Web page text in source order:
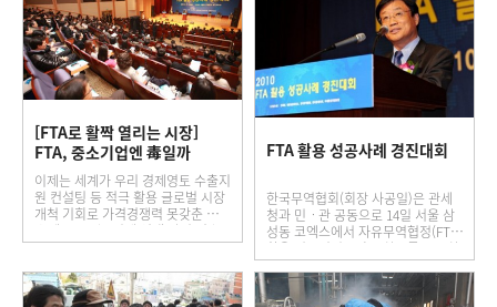
[FTA로 활짝 열리는 시장]
FTA, 중소기업엔 毒일까
이제는 세계가 우리 경제영토 수출지
원 컨설팅 등 적극 활용 글로벌 시장
개척 기회로 가격경쟁력 못갖춘 中
企에도 FTA는 이제 선택 아닌 필수
전문 교육과정 등 참여 통해 정보력·
FTA 활용 성공사례 경진대회
한국무역협회(회장 사공일)은 관세
청과 민ㆍ관 공동으로 14일 서울 삼
성동 코엑스에서 자유무역협정(FTA)
활용 성공기업들의 노하우를 공유하
기 위한 `FTA 활용 성공사례 경진대
회'를 개최했다고 밝혔다.이번 경진
대회는…